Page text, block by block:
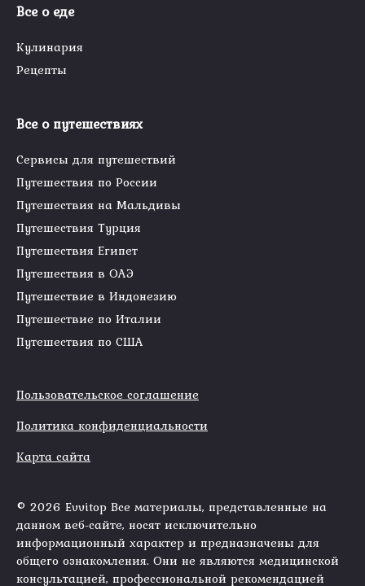
Все о еде
Кулинария
Рецепты
Все о путешествиях
Сервисы для путешествий
Путешествия по России
Путешествия на Мальдивы
Путешествия Турция
Путешествия Египет
Путешествия в ОАЭ
Путешествие в Индонезию
Путешествие по Италии
Путешествия по США
Пользовательское соглашение
Политика конфиденциальности
Карта сайта
© 2026 Evvitop Все материалы, представленные на
данном веб-сайте, носят исключительно
информационный характер и предназначены для
общего ознакомления. Они не являются медицинской
консультацией, профессиональной рекомендацией